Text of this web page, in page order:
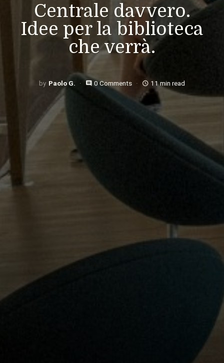
Centrale davvero.
Idee per la biblioteca
che verrà.
Paolo G. comment 0 Comments access_time 11 min read